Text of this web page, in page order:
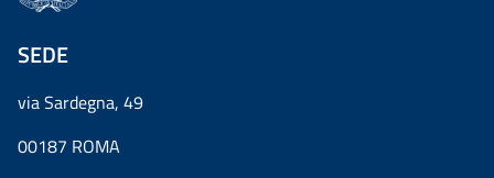
SEDE
via Sardegna, 49
00187 ROMA